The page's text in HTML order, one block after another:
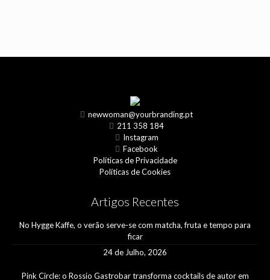
newwoman@yourbranding.pt
211 358 184
Instagram
Facebook
Políticas de Privacidade
Políticas de Cookies
Artigos Recentes
No Hygge Kaffe, o verão serve-se com matcha, fruta e tempo para
ficar
24 de Julho, 2026
Pink Circle: o Rossio Gastrobar transforma cocktails de autor em